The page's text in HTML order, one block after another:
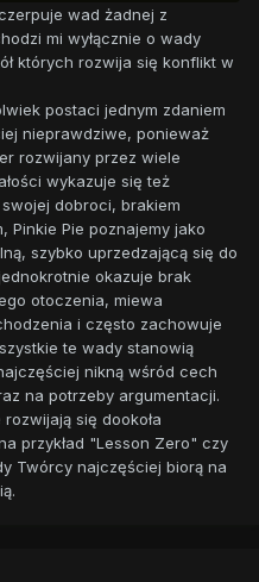
wad żadnej z
mi wyłącznie o wady
których rozwija się konflikt w
postaci jednym zdaniem
nieprawdziwe, ponieważ
rozwijany przez wiele
wykazuje się też
dobroci, brakiem
Pinkie Pie poznajemy jako
szybko uprzedzającą się do
okazuje brak
otoczenia, miewa
i często zachowuje
te wady stanowią
nikną wśród cech
na potrzeby argumentacji.
się dookoła
przykład "Lesson Zero" czy
Twórcy najczęściej biorą na